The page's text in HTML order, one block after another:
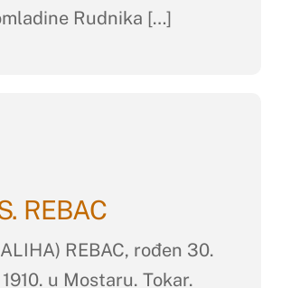
Rudnika […]
REBAC
REBAC, rođen 30.
u Mostaru. Tokar.